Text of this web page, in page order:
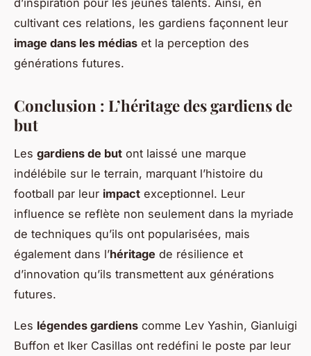
cultivant ces relations, les gardiens façonnent leur
image dans les médias et la perception des
générations futures.
Conclusion : L’héritage des gardiens de
but
Les gardiens de but ont laissé une marque
indélébile sur le terrain, marquant l’histoire du
football par leur impact exceptionnel. Leur
influence se reflète non seulement dans la myriade
de techniques qu’ils ont popularisées, mais
également dans l’héritage de résilience et
d’innovation qu’ils transmettent aux générations
futures.
Les légendes gardiens comme Lev Yashin, Gianluigi
Buffon et Iker Casillas ont redéfini le poste par leur